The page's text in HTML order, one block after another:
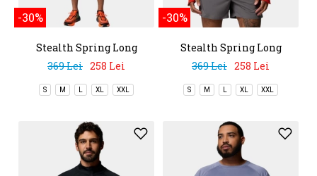
-30%
Stealth Spring Long
Sleeve Hoodie
369 Lei 258 Lei
S M L XL XXL
-30%
Stealth Spring Long
Sleeve Hoodie
369 Lei 258 Lei
S M L XL XXL